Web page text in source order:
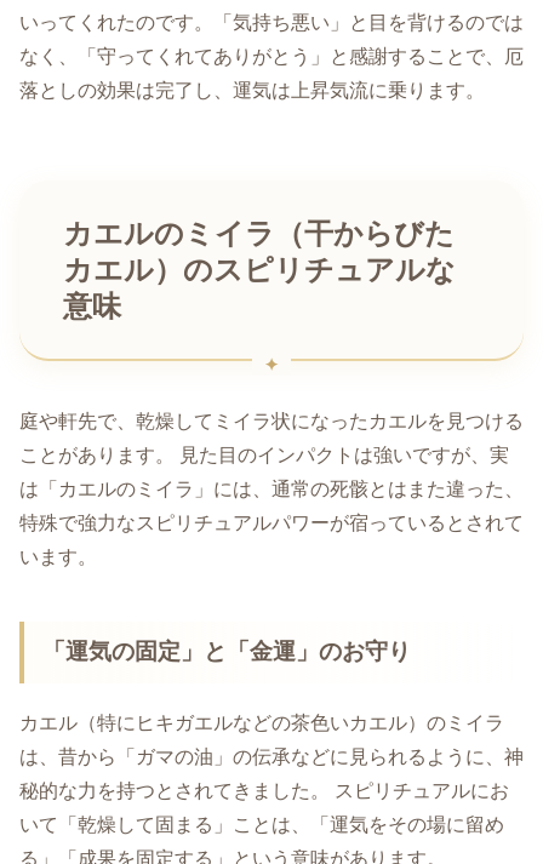
いってくれたのです。「気持ち悪い」と目を背けるのでは
なく、「守ってくれてありがとう」と感謝することで、厄
落としの効果は完了し、運気は上昇気流に乗ります。
カエルのミイラ（干からびた
カエル）のスピリチュアルな
意味
庭や軒先で、乾燥してミイラ状になったカエルを見つける
ことがあります。 見た目のインパクトは強いですが、実
は「カエルのミイラ」には、通常の死骸とはまた違った、
特殊で強力なスピリチュアルパワーが宿っているとされて
います。
「運気の固定」と「金運」のお守り
カエル（特にヒキガエルなどの茶色いカエル）のミイラ
は、昔から「ガマの油」の伝承などに見られるように、神
秘的な力を持つとされてきました。 スピリチュアルにお
いて「乾燥して固まる」ことは、「運気をその場に留め
る」「成果を固定する」という意味があります。